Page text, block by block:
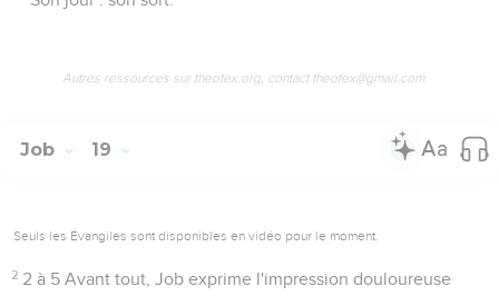
Autres ressources sur theotex.org, contact theotex@gmail.com
Job 19
Seuls les Évangiles sont disponibles en vidéo pour le moment.
2 2 à 5 Avant tout, Job exprime l'impression douloureuse